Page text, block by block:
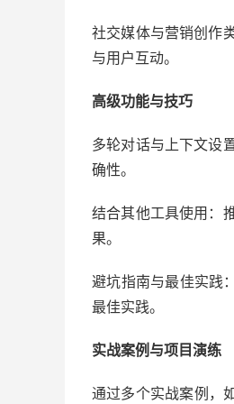
社交媒体与营销创作
与用户互动。
高级功能与技巧
多轮对话与上下文设
确性。
结合其他工具使用：
果。
避坑指南与最佳实践
最佳实践。
实战案例与项目演练
通过多个实战案例，